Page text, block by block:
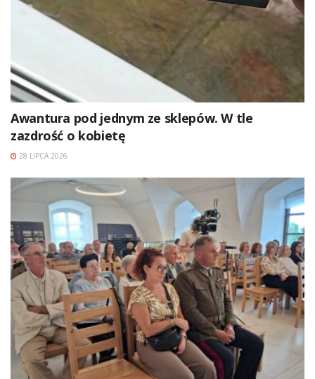
Awantura pod jednym ze sklepów. W tle
zazdrość o kobietę
28 LIPCA 2026